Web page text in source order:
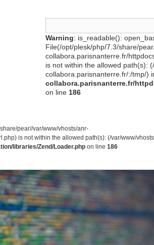
Warning: is_readable():
File(/opt/plesk/php/7.3/share/
collabora.parisnanterre.fr/
is not within the allowed path(s):
collabora.parisnanterre.fr/:/tmp/)
collabora.parisnanterre.fr/
on line 186
pear//var/www/vhosts/anr-
is not within the allowed path(s): (/var/www/
libraries/Zend/Loader.php on line 186